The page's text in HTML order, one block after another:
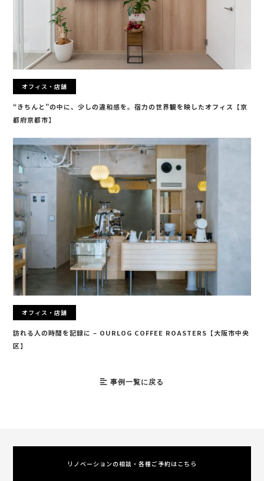
オフィス・店舗
“きちんと”の中に、少しの違和感を。宿力の世界観を映したオフィス【京
都府京都市】
オフィス・店舗
訪れる人の時間を記録に – OURLOG COFFEE ROASTERS【大阪市中央
区】
事例一覧に戻る
リノベーションの相談・各種ご予約はこちら